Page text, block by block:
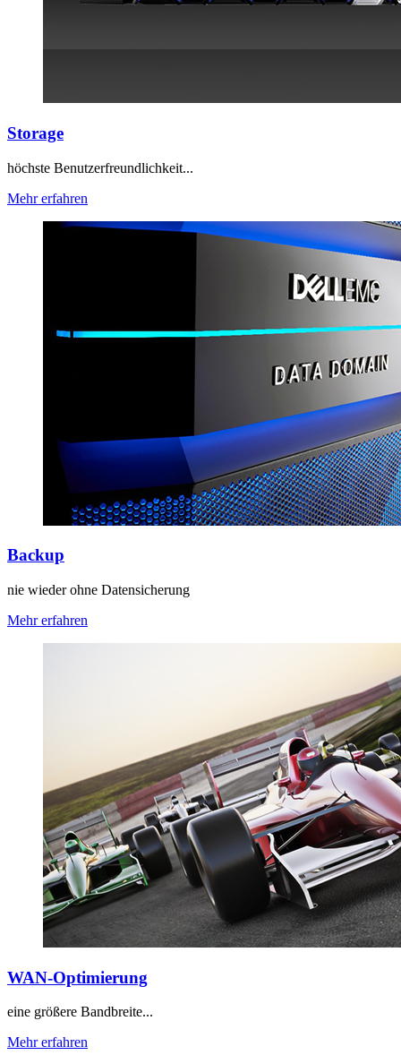
Storage
höchste Benutzerfreundlichkeit...
Mehr erfahren
Backup
nie wieder ohne Datensicherung
Mehr erfahren
WAN-Optimierung
eine größere Bandbreite...
Mehr erfahren